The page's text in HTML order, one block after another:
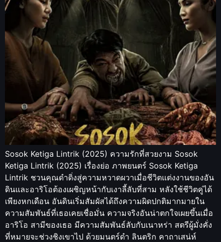
Sosok Ketiga Lintrik (2025) ความรักที่สวยงาม Sosok
Ketiga Lintrik (2025) เรื่องย่อ ภาพยนตร์ Sosok Ketiga
Lintrik ชวนคุณดำดิ่งสู่ความหวาดผวาเมื่อชีวิตแต่งงานของอัน
ดินและอาริโอต้องเผชิญหน้ากับเงาลี้ลับที่สาม หลังใช้ชีวิตคู่ได้
เพียงหกเดือน อันดินเริ่มสัมผัสได้ถึงความผิดปกติมากมายใน
ความสัมพันธ์ที่เธอเคยเชื่อมั่น ความจริงอันน่าตกใจเผยขึ้นเมื่อ
อาริโอ สามีของเธอ มีความสัมพันธ์ลับกับเนาหร่า สตรีผู้มั่งคั่ง
ที่หมายจะช่วงชิงเขาไป ด้วยมนตร์ดำ ลินตริก คาถาเสน่ห์